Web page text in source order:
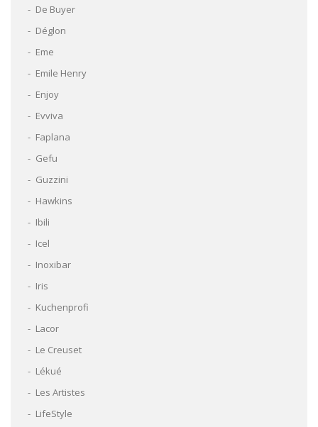
De Buyer
Déglon
Eme
Emile Henry
Enjoy
Evviva
Faplana
Gefu
Guzzini
Hawkins
Ibili
Icel
Inoxibar
Iris
Kuchenprofi
Lacor
Le Creuset
Lékué
Les Artistes
LifeStyle